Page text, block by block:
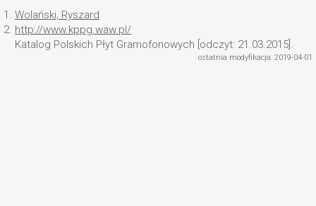
1. Wolański, Ryszard
2. http://www.kppg.waw.pl/
Katalog Polskich Płyt Gramofonowych [odczyt: 21.03.2015].
ostatnia modyfikacja: 2019-04-01